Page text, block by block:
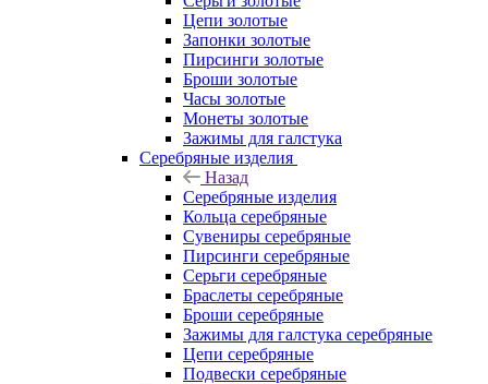
Цепи золотые
Запонки золотые
Пирсинги золотые
Броши золотые
Часы золотые
Монеты золотые
Зажимы для галстука
Серебряные изделия
Назад
Серебряные изделия
Кольца серебряные
Сувениры серебряные
Пирсинги серебряные
Серьги серебряные
Браслеты серебряные
Броши серебряные
Зажимы для галстука серебряные
Цепи серебряные
Подвески серебряные